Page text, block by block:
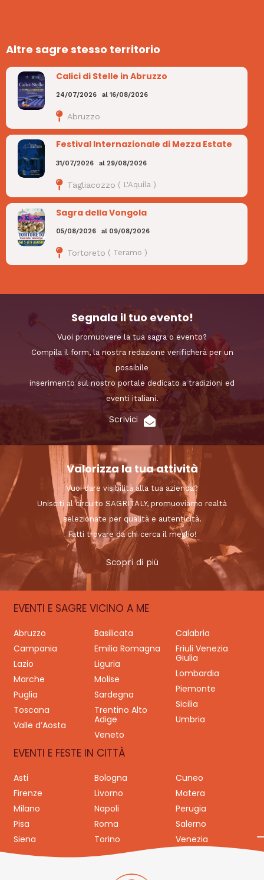
Altre sagre stesso territorio
Calici di Stelle in Abruzzo
24/07/2026 al16/08/2026
Abruzzo
Festival Internazionale di Mezza Estate
31/07/2026 al 29/08/2026
Tagliacozzo ( L'Aquila )
Sagra della Vongola
05/08/2026 al 09/08/2026
Tortoreto ( Teramo )
Segnala il tuo evento!
Vuoi promuovere la tua sagra o evento?
Compila il form, la nostra redazione verificherà per un
possibile
inserimento sul nostro portale dedicato a tradizioni ed
eventi italiani.
Scrivici
Valorizza la tua attività
Vuoi dare visibilità alla tua azienda?
Unisciti al circuito SAGRITALY, promuoviamo realtà
selezionate per qualità e autenticità.
Fatti trovare da chi cerca il meglio!
Scopri di più
EVENTI E SAGRE VICINO A ME
Abruzzo Basilicata
Calabria
Campania
Emilia Romagna
Friuli Venezia
Giulia
Lazio
Liguria
Lombardia
Marche
Molise
Piemonte
Puglia
Sardegna
Sicilia
Toscana
Trentino Alto
Adige
Umbria
Valle d’Aosta
Veneto
EVENTI E FESTE IN CITTÀ
Asti Bologna
Cuneo
Firenze
Livorno
Matera
Milano
Napoli
Perugia
Pisa
Roma
Salerno
Siena
Torino Venezia